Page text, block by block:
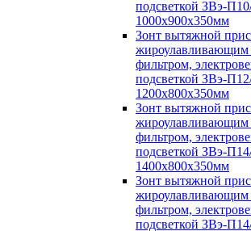
подсветкой ЗВэ-
1000х900х350мм
Зонт вытяжной
фильтром,
подсветкой ЗВэ-
1200х800х350мм
Зонт вытяжной
фильтром,
подсветкой ЗВэ-
1400х800х350мм
Зонт вытяжной
фильтром,
подсветкой ЗВэ-